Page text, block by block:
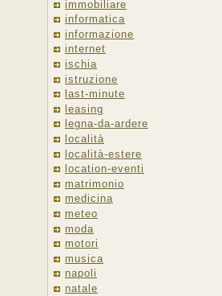
immobiliare
informatica
informazione
internet
ischia
istruzione
last-minute
leasing
legna-da-ardere
località
località-estere
location-eventi
matrimonio
medicina
meteo
moda
motori
musica
napoli
natale